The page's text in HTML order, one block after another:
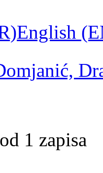
English
1 zapisa